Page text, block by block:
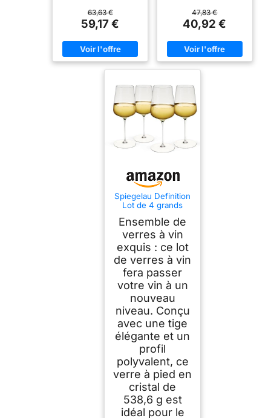
63,63 €
59,17 €
47,83 €
40,92 €
Spiegelau Definition
Lot de 4 grands
verres à vin
universels en cristal
fabriqués en Europe
pour vins blancs et
rouges, dîner, fête
d'anniversaire,
verrerie,
accessoires de bar à
domicile, 538,6 g
Ensemble de
verres à vin
exquis : ce lot
de verres à vin
fera passer
votre vin à un
nouveau
niveau. Conçu
avec une tige
élégante et un
profil
polyvalent, ce
verre à pied en
cristal de
538,6 g est
idéal pour le